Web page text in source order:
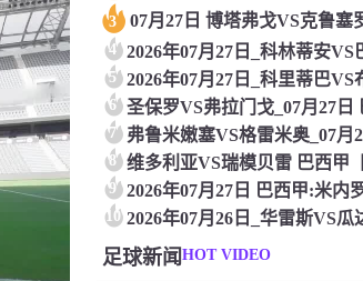
3
4
5
6
7
8
9
10
足球新闻 HOT VIDEO